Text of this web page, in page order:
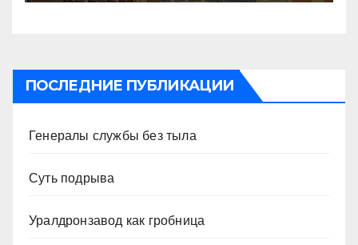
ПОСЛЕДНИЕ ПУБЛИКАЦИИ
Генералы службы без тыла
Суть подрыва
Уралдронзавод как гробница